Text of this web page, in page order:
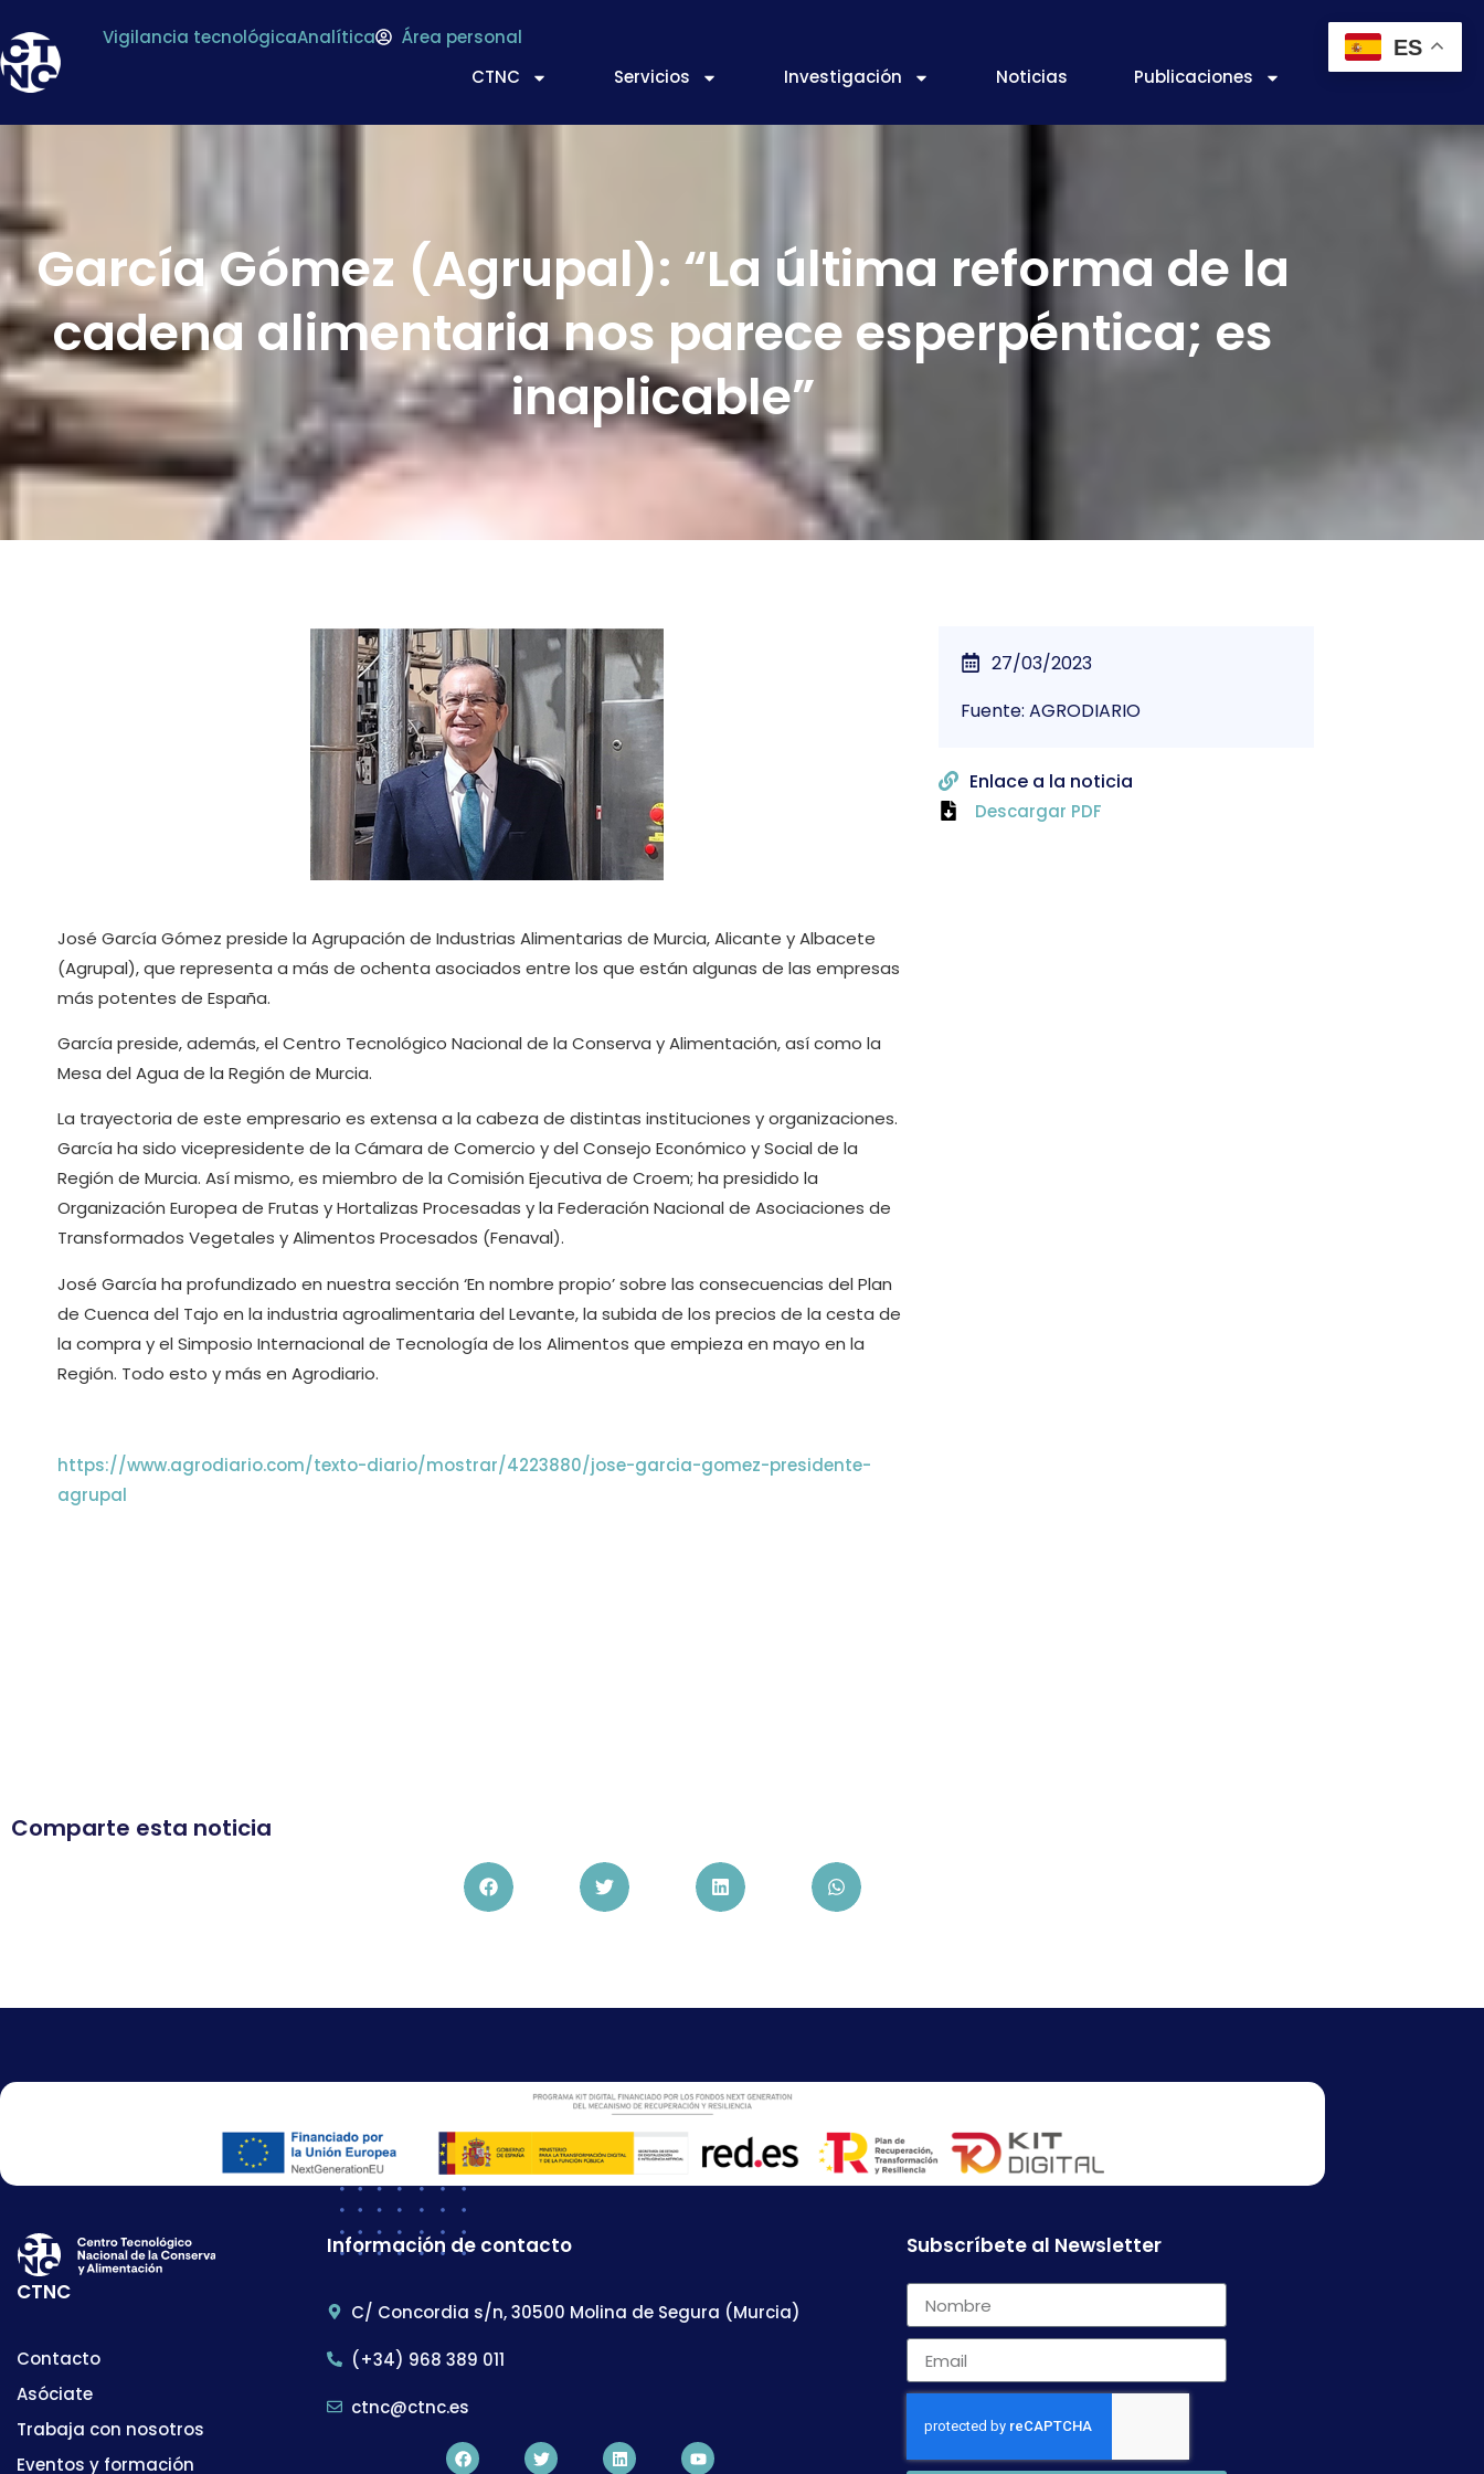
Vigilancia tecnológicaAnalítica
Área personal
CTNC
Servicios Investigación Noticias Publicaciones
García Gómez (Agrupal): “La última reforma de la
cadena alimentaria nos parece esperpéntica; es
inaplicable”
José García Gómez preside la Agrupación de Industrias Alimentarias de Murcia, Alicante y Albacete
(Agrupal), que representa a más de ochenta asociados entre los que están algunas de las empresas
más potentes de España.
García preside, además, el Centro Tecnológico Nacional de la Conserva y Alimentación, así como la
Mesa del Agua de la Región de Murcia.
La trayectoria de este empresario es extensa a la cabeza de distintas instituciones y organizaciones.
García ha sido vicepresidente de la Cámara de Comercio y del Consejo Económico y Social de la
Región de Murcia. Así mismo, es miembro de la Comisión Ejecutiva de Croem; ha presidido la
Organización Europea de Frutas y Hortalizas Procesadas y la Federación Nacional de Asociaciones de
Transformados Vegetales y Alimentos Procesados (Fenaval).
José García ha profundizado en nuestra sección ‘En nombre propio’ sobre las consecuencias del Plan
de Cuenca del Tajo en la industria agroalimentaria del Levante, la subida de los precios de la cesta de
la compra y el Simposio Internacional de Tecnología de los Alimentos que empieza en mayo en la
Región. Todo esto y más en Agrodiario.
https://www.agrodiario.com/texto-diario/mostrar/4223880/jose-garcia-gomez-presidente-
agrupal
27/03/2023
Fuente: AGRODIARIO
Enlace a la noticia
Descargar PDF
Comparte esta noticia
CTNC
Contacto
Asóciate
Trabaja con nosotros
Eventos y formación
Información de contacto
C/ Concordia s/n, 30500 Molina de Segura (Murcia)
(+34) 968 389 011
ctnc@ctnc.es
Subscríbete al Newsletter
ES